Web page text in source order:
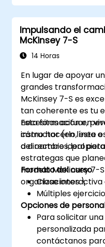
de Lean Six
Impulsando el
McKinsey 7-S
14 Horas
En lugar de apoyar
grandes
McKinsey 7-S es
tan coherente es tu
necesitas actuar,
cómo hacerlo, este
del cambio ideal
Esta formación en
instructor (en línea
a directores,
estrategas que
modelo McKinsey 7-
organizaciones.\
Formato del curso
Clase interactiva
Múltiples
Opciones de
Para solicitar
personalizada
contáctanos